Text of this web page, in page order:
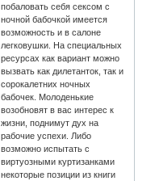
побаловать себя сексом с
ночной бабочкой имеется
возможность и в салоне
легковушки. На специальных
ресурсах как вариант можно
вызвать как дилетанток, так и
сорокалетних ночных
бабочек. Молоденькие
возобновят в вас интерес к
жизни, поднимут дух на
рабочие успехи. Либо
возможно испытать с
виртуозными куртизанками
некоторые позиции из книги